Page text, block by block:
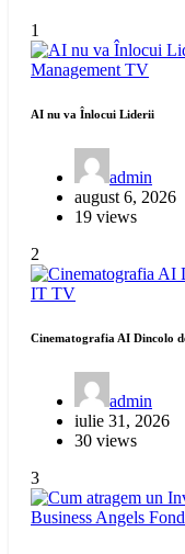
1
Management TV
AI nu va Înlocui Liderii
admin
august 6, 2026
19 views
2
IT TV
Cinematografia AI Dincolo
admin
iulie 31, 2026
30 views
3
Business Angels